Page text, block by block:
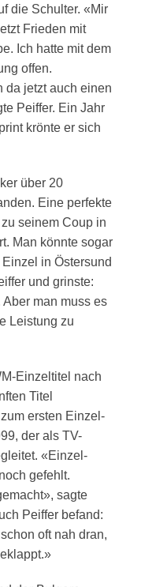
die Schulter. «Mir
Frieden mit
Ich hatte mit dem
offen.
da jetzt auch einen
Peiffer. Ein Jahr
krönte er sich
über 20
Eine perfekte
seinem Coup in
Man könnte sogar
in Östersund
und grinste:
man muss es
Leistung zu
Einzeltitel nach
Titel
ersten Einzel-
der als TV-
«Einzel-
gefehlt.
sagte
Peiffer befand:
oft nah dran,